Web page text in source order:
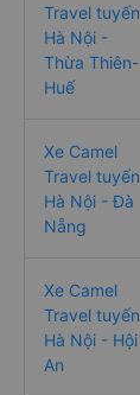
Travel tuyến
Hà Nội -
Thừa Thiên-
Huế
Xe Camel
Travel tuyến
Hà Nội - Đà
Nẵng
Xe Camel
Travel tuyến
Hà Nội - Hội
An